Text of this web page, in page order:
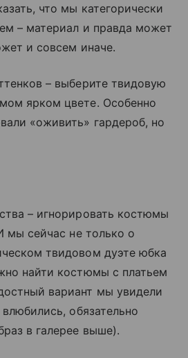
что мы категорически
– материал и правда может
и совсем иначе.
– выберите твидовую
ярком цвете. Особенно
«оживить» гардероб, но
– игнорировать костюмы
мы сейчас не только о
твидовом дуэте юбка
найти костюмы с платьем
вариант мы увидели
обязательно
в галерее выше).